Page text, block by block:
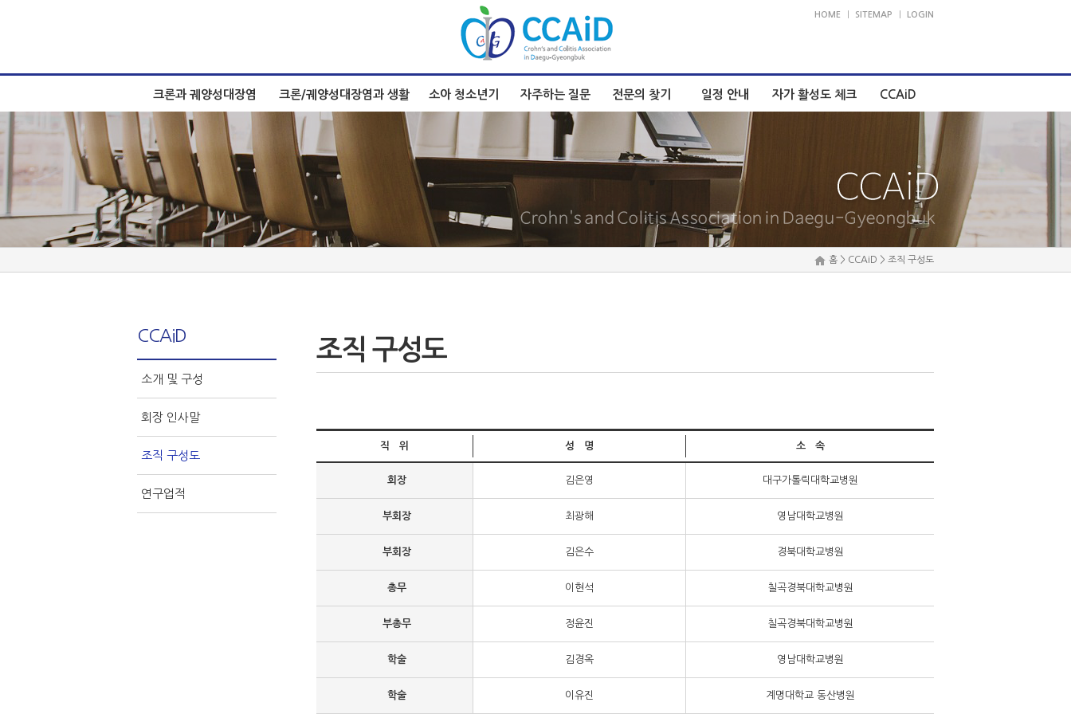
HOME SITEMAP LOGIN
크론과 궤양성대장염 크론/궤양성대장염과 생활 소아 청소년기 자주하는 질문 전문의 찾기 일정 안내 자가 활성도 체크 CCAiD
홈 > CCAiD > 조직 구성도
CCAiD
소개 및 구성
회장 인사말
조직 구성도
연구업적
조직 구성도
직 위 성 명 소 속
회장 김은영 대구가톨릭대학교병원
부회장 최광해 영남대학교병원
부회장 김은수 경북대학교병원
총무 이현석 칠곡경북대학교병원
부총무 정윤진 칠곡경북대학교병원
학술 김경옥 영남대학교병원
학술 이유진 계명대학교 동산병원